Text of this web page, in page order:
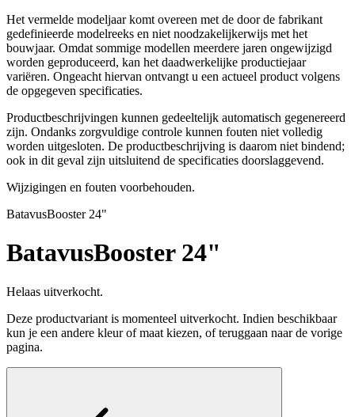
Het vermelde modeljaar komt overeen met de door de fabrikant
gedefinieerde modelreeks en niet noodzakelijkerwijs met het
bouwjaar. Omdat sommige modellen meerdere jaren ongewijzigd
worden geproduceerd, kan het daadwerkelijke productiejaar
variëren. Ongeacht hiervan ontvangt u een actueel product volgens
de opgegeven specificaties.
Productbeschrijvingen kunnen gedeeltelijk automatisch gegenereerd
zijn. Ondanks zorgvuldige controle kunnen fouten niet volledig
worden uitgesloten. De productbeschrijving is daarom niet bindend;
ook in dit geval zijn uitsluitend de specificaties doorslaggevend.
Wijzigingen en fouten voorbehouden.
BatavusBooster 24"
BatavusBooster 24"
Helaas uitverkocht.
Deze productvariant is momenteel uitverkocht. Indien beschikbaar
kun je een andere kleur of maat kiezen, of teruggaan naar de vorige
pagina.